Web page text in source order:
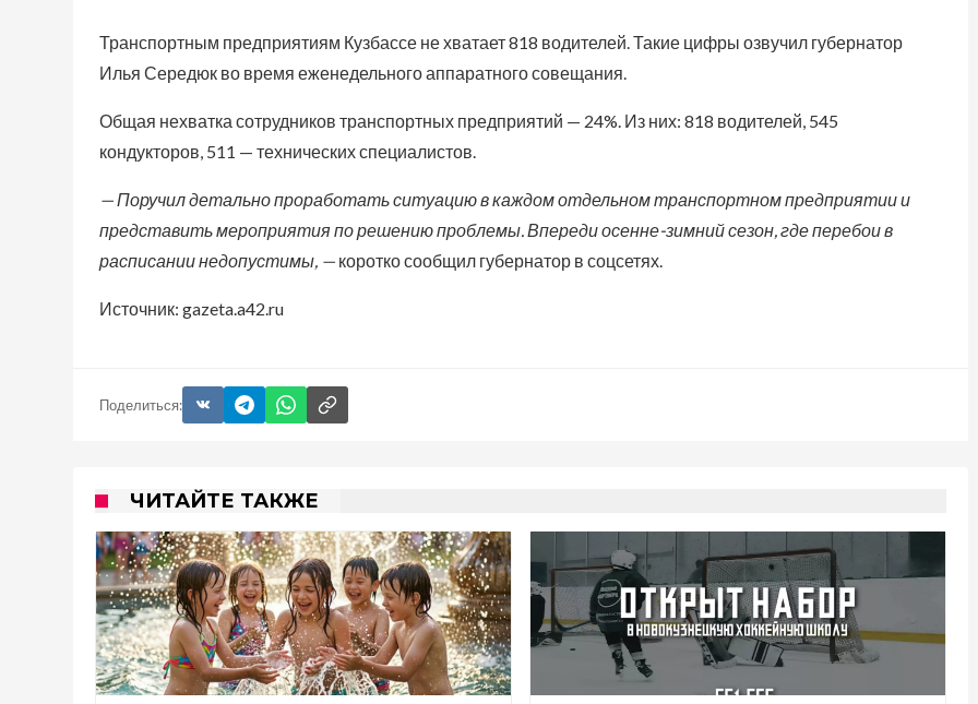
Транспортным предприятиям Кузбассе не хватает 818 водителей. Такие цифры озвучил губернатор
Илья Середюк во время еженедельного аппаратного совещания.
Общая нехватка сотрудников транспортных предприятий — 24%. Из них: 818 водителей, 545
кондукторов, 511 — технических специалистов.
— Поручил детально проработать ситуацию в каждом отдельном транспортном предприятии и
представить мероприятия по решению проблемы. Впереди осенне-зимний сезон, где перебои в
расписании недопустимы, — коротко сообщил губернатор в соцсетях.
Источник: gazeta.a42.ru
Поделиться:
ЧИТАЙТЕ ТАКЖЕ